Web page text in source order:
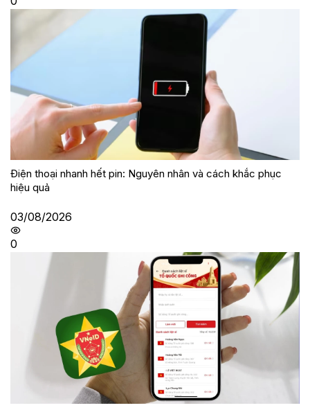
Điện thoại nhanh hết pin: Nguyên nhân và cách khắc phục
hiệu quả
03/08/2026
0